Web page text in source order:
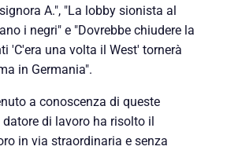
A.", "La lobby sionista al
i negri" e "Dovrebbe chiudere la
'C'era una volta il West' tornerà
in Germania".
a conoscenza di queste
di lavoro ha risolto il
in via straordinaria e senza